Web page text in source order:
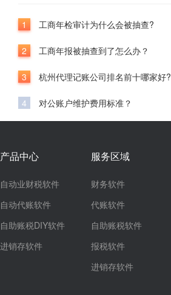
1 工商年检审计为什么会被抽查?
2 工商年报被抽查到了怎么办？
3 杭州代理记账公司排名前十哪家好?
4 对公账户维护费用标准？
产品中心
自动业财税软件
自动代账软件
自助账税DIY软件
进销存软件
服务区域
财务软件
代账软件
自助账税软件
报税软件
进销存软件